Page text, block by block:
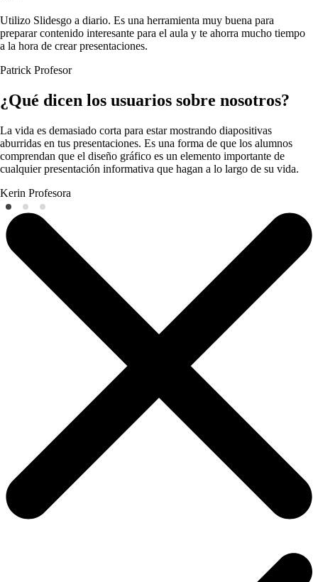
Utilizo Slidesgo a diario. Es una herramienta muy buena para
preparar contenido interesante para el aula y te ahorra mucho tiempo
a la hora de crear presentaciones.
Patrick Profesor
¿Qué dicen los usuarios sobre nosotros?
La vida es demasiado corta para estar mostrando diapositivas
aburridas en tus presentaciones. Es una forma de que los alumnos
comprendan que el diseño gráfico es un elemento importante de
cualquier presentación informativa que hagan a lo largo de su vida.
Kerin Profesora